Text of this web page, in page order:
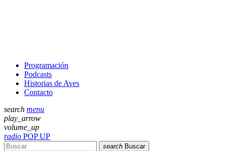
Programación
Podcasts
Historias de Aves
Contacto
search menu
play_arrow
volume_up
radio POP UP
search Buscar